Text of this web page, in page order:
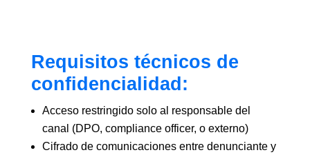
Requisitos técnicos de
confidencialidad:
Acceso restringido solo al responsable del
canal (DPO, compliance officer, o externo)
Cifrado de comunicaciones entre denunciante y